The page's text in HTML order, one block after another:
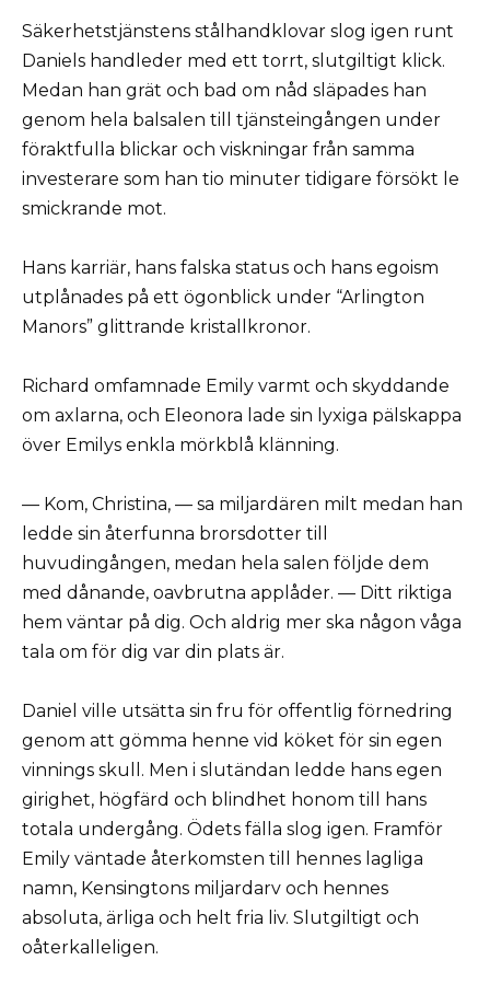
Säkerhetstjänstens stålhandklovar slog igen runt
Daniels handleder med ett torrt, slutgiltigt klick.
Medan han grät och bad om nåd släpades han
genom hela balsalen till tjänsteingången under
föraktfulla blickar och viskningar från samma
investerare som han tio minuter tidigare försökt le
smickrande mot.
Hans karriär, hans falska status och hans egoism
utplånades på ett ögonblick under “Arlington
Manors” glittrande kristallkronor.
Richard omfamnade Emily varmt och skyddande
om axlarna, och Eleonora lade sin lyxiga pälskappa
över Emilys enkla mörkblå klänning.
— Kom, Christina, — sa miljardären milt medan han
ledde sin återfunna brorsdotter till
huvudingången, medan hela salen följde dem
med dånande, oavbrutna applåder. — Ditt riktiga
hem väntar på dig. Och aldrig mer ska någon våga
tala om för dig var din plats är.
Daniel ville utsätta sin fru för offentlig förnedring
genom att gömma henne vid köket för sin egen
vinnings skull. Men i slutändan ledde hans egen
girighet, högfärd och blindhet honom till hans
totala undergång. Ödets fälla slog igen. Framför
Emily väntade återkomsten till hennes lagliga
namn, Kensingtons miljardarv och hennes
absoluta, ärliga och helt fria liv. Slutgiltigt och
oåterkalleligen.